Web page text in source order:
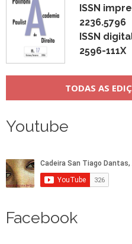
ISSN
2236.5796
ISSN
2596-111X
TODAS AS
Youtube
Facebook